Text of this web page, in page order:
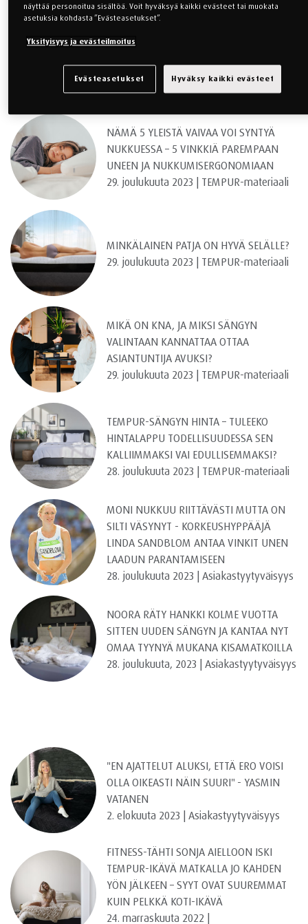
HALPAJÄLJITELMÄ VAI AITO TEMPUR?
29. joulukuuta 2023 | TEMPUR-materiaali
NÄMÄ 5 YLEISTÄ VAIVAA VOI SYNTYÄ
NUKKUESSA – 5 VINKKIÄ PAREMPAAN
UNEEN JA NUKKUMISERGONOMIAAN
29. joulukuuta 2023 | TEMPUR-materiaali
MINKÄLAINEN PATJA ON HYVÄ SELÄLLE?
29. joulukuuta 2023 | TEMPUR-materiaali
MIKÄ ON KNA, JA MIKSI SÄNGYN
VALINTAAN KANNATTAA OTTAA
ASIANTUNTIJA AVUKSI?
29. joulukuuta 2023 | TEMPUR-materiaali
TEMPUR-SÄNGYN HINTA – TULEEKO
HINTALAPPU TODELLISUUDESSA SEN
KALLIIMMAKSI VAI EDULLISEMMAKSI?
28. joulukuuta 2023 | TEMPUR-materiaali
MONI NUKKUU RIITTÄVÄSTI MUTTA ON
SILTI VÄSYNYT - KORKEUSHYPPÄÄJÄ
LINDA SANDBLOM ANTAA VINKIT UNEN
LAADUN PARANTAMISEEN
28. joulukuuta 2023 | Asiakastyytyväisyys
NOORA RÄTY HANKKI KOLME VUOTTA
SITTEN UUDEN SÄNGYN JA KANTAA NYT
OMAA TYYNYÄ MUKANA KISAMATKOILLA
28. joulukuuta, 2023 | Asiakastyytyväisyys
"EN AJATTELUT ALUKSI, ETTÄ ERO VOISI
OLLA OIKEASTI NÄIN SUURI" - YASMIN
VATANEN
2. elokuuta 2023 | Asiakastyytyväisyys
FITNESS-TÄHTI SONJA AIELLOON ISKI
TEMPUR-IKÄVÄ MATKALLA JO KAHDEN
YÖN JÄLKEEN – SYYT OVAT SUUREMMAT
KUIN PELKKÄ KOTI-IKÄVÄ
24. marraskuuta 2022 |
näyttää personoitua sisältöä. Voit hyväksyä kaikki evästeet tai muokata
asetuksia kohdasta ”Evästeasetukset”.
Yksityisyys ja evästeilmoitus
Hyväksy kaikki evästeet
Evästeasetukset